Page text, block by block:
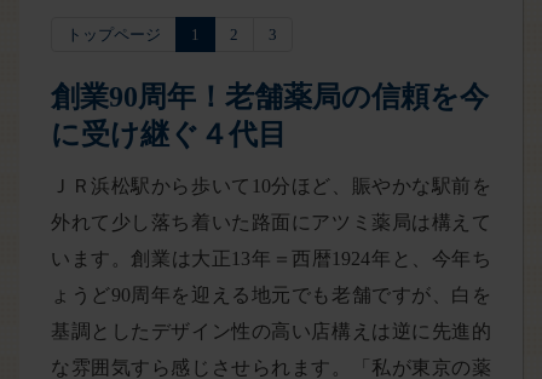
トップページ 1 2 3
創業90周年！老舗薬局の信頼を今
に受け継ぐ４代目
ＪＲ浜松駅から歩いて10分ほど、賑やかな駅前を
外れて少し落ち着いた路面にアツミ薬局は構えて
います。創業は大正13年＝西暦1924年と、今年ち
ょうど90周年を迎える地元でも老舗ですが、白を
基調としたデザイン性の高い店構えは逆に先進的
な雰囲気すら感じさせられます。「私が東京の薬